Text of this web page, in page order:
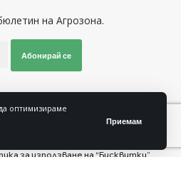
оптимизираме
Приемам
на Агрозона.
Абонирай се
Последвайте ни
за използване на “Бисквитки”